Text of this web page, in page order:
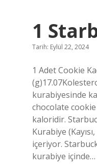
1
Tarih: Eylül 22, 2024
1 Adet Cookie
kurabiyesinde
chocolate
kaloridir.
Kurabiye
içeriyor.
kurabiye içinde…